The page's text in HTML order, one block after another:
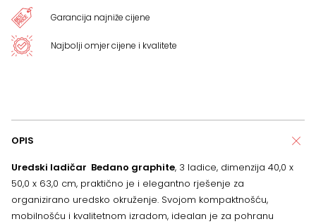
Garancija najniže cijene
Najbolji omjer cijene i kvalitete
OPIS
Uredski ladičar Bedano graphite, 3 ladice, dimenzija 40,0 x
50,0 x 63,0 cm, praktično je i elegantno rješenje za
organizirano uredsko okruženje. Svojom kompaktnošću,
mobilnošću i kvalitetnom izradom, idealan je za pohranu